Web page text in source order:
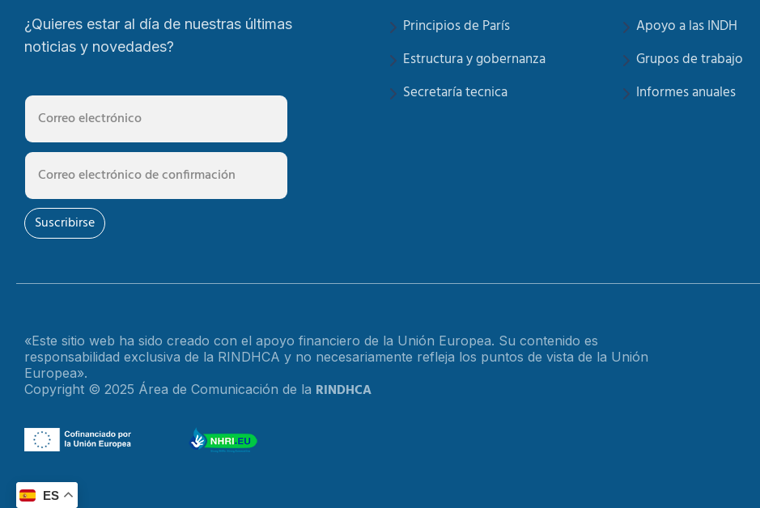
¿Quieres estar al día de nuestras últimas
noticias y novedades?
Suscribirse
Principios de París
Estructura y gobernanza
Secretaría tecnica
Apoyo a las INDH
Grupos de trabajo
Informes anuales
«Este sitio web ha sido creado con el apoyo financiero de la Unión Europea. Su contenido es
responsabilidad exclusiva de la RINDHCA y no necesariamente refleja los puntos de vista de la Unión
Europea».
Copyright © 2025 Área de Comunicación de la RINDHCA
ES